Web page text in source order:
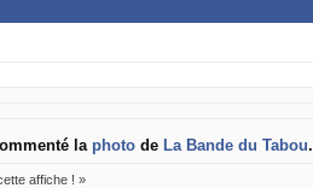
la photo de La Bande du Tabou.
affiche ! »